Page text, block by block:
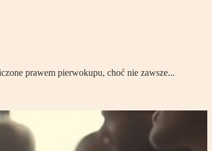
prawem pierwokupu, choć nie zawsze...